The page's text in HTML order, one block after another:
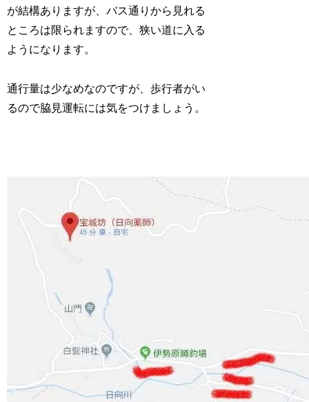
が結構ありますが、バス通りから見れる
ところは限られますので、狭い道に入る
ようになります。
通行量は少なめなのですが、歩行者がい
るので脇見運転には気をつけましょう。